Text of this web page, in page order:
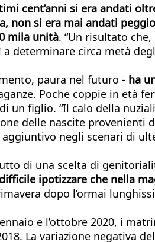
cent’anni si era andati
non si era mai andati
mila unità. “Un risultato
determinare circa metà
paura nel futuro - ha
Poche coppie in età
figlio. “Il calo della
delle nascite provenienti
negli scenari di
di una scelta di
ipotizzare che nella
dopo l’ormai
e l’ottobre 2020, i
La variazione negativa